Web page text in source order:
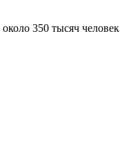
350 тысяч человек